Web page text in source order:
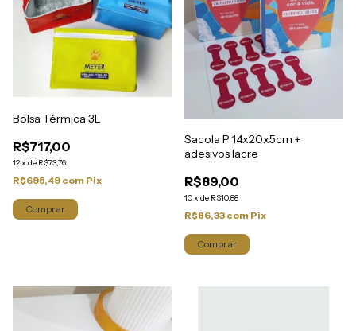
Bolsa Térmica 3L
R$717,00
12x de R$73,76
R$695,49 com Pix
Comprar
Sacola P 14x20x5cm +
adesivos lacre
R$89,00
10x de R$10,88
R$86,33 com Pix
Comprar